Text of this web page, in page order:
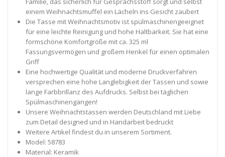
einem Weihnachtsmuffel ein Lächeln ins Gesicht zaubert
Die Tasse mit Weihnachtsmotiv ist spülmaschinengeeignet
für eine leichte Reinigung und hohe Haltbarkeit. Sie hat eine
formschöne Komfortgröße mit ca. 325 ml
Fassungsvermögen und großem Henkel für einen optimalen
Griff
Eine hochwertige Qualität und moderne Druckverfahren
versprechen eine hohe Langlebigkeit der Tassen und sowie
lange Farbbrillanz des Aufdrucks. Selbst bei täglichen
Spülmaschinengängen!
Unsere Weihnachtstassen werden Deutschland mit Liebe
zum Detail designed und in Handarbeit bedruckt
Weitere Artikel findest du in unserem Sortiment.
Model: 58783
Material: Keramik